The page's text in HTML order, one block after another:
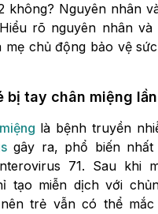
không? Nguyên nhân
rõ nguyên nhân và
mẹ chủ động bảo vệ
bị tay chân miệng
là bệnh truyền
gây ra, phổ biến nhất
71. Sau khi
tạo miễn dịch với
trẻ vẫn có thể mắc